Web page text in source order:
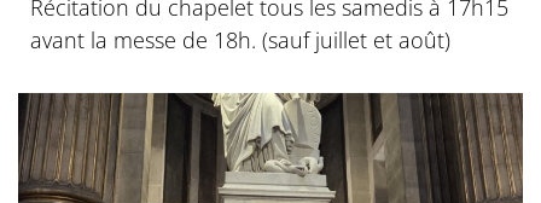
Récitation du chapelet tous les samedis à 17h15
avant la messe de 18h. (sauf juillet et août)